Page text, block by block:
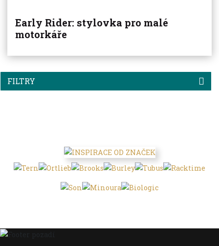
FILTRY
Early Rider: stylovka pro malé
motorkáře